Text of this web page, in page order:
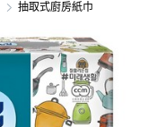
抽取式廚房紙巾